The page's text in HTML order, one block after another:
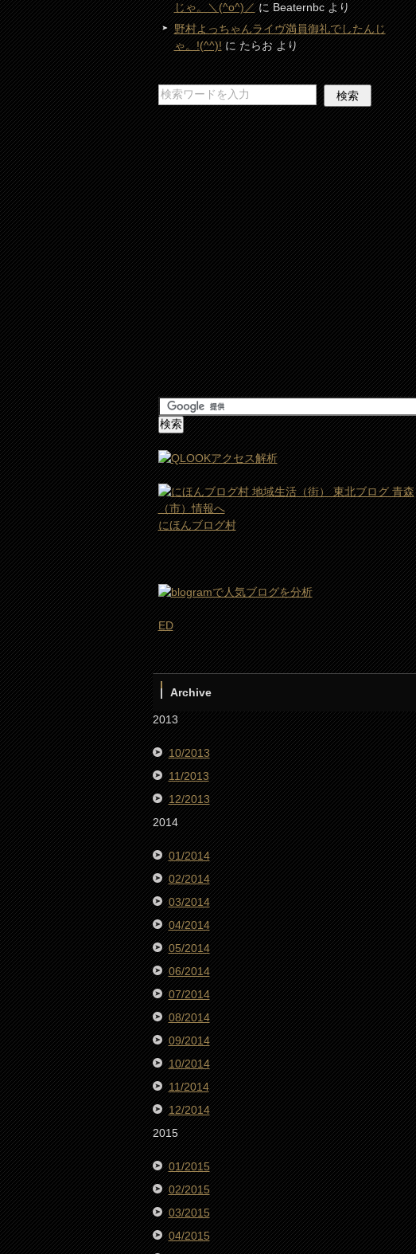
じゃ。＼(^o^)／にBeaternbcより
野村よっちゃんライヴ満員御礼でしたんじ
ゃ。!(^^)!にたらおより
にほんブログ村
ED
Archive
2013
10/2013
11/2013
12/2013
2014
01/2014
02/2014
03/2014
04/2014
05/2014
06/2014
07/2014
08/2014
09/2014
10/2014
11/2014
12/2014
2015
01/2015
02/2015
03/2015
04/2015